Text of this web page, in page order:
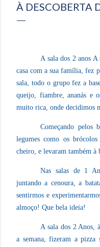
À DESCOBERTA
A sala dos 2 anos
casa com a sua família, fez
sala, todo o grupo fez a
queijo, fiambre, ananás e
muito rica, onde decidimos
Começando pelos
legumes como os
cheiro, e levaram também à
Nas salas de 1
juntando a cenoura, a
sentirmos e
almoço! Que bela ideia!
A sala dos 2 Anos,
a semana, fizeram a pizza